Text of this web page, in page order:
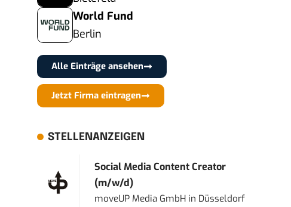
World Fund
Berlin
Alle Einträge ansehen
Jetzt Firma eintragen
STELLENANZEIGEN
Social Media Content Creator
(m/w/d)
moveUP Media GmbH in Düsseldorf